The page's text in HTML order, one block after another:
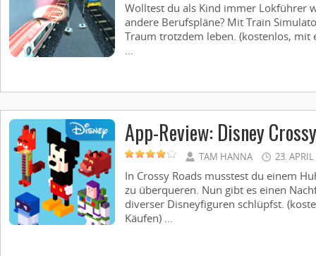
Wolltest du als Kind immer Lokführer
andere Berufspläne? Mit Train
Traum trotzdem leben. (kostenlos, mit
...
App-Review: Disney
TAM HANNA 23.
In Crossy Roads musstest du einem
zu überqueren. Nun gibt es einen
diverser Disneyfiguren schlüpfst.
Käufen) ...